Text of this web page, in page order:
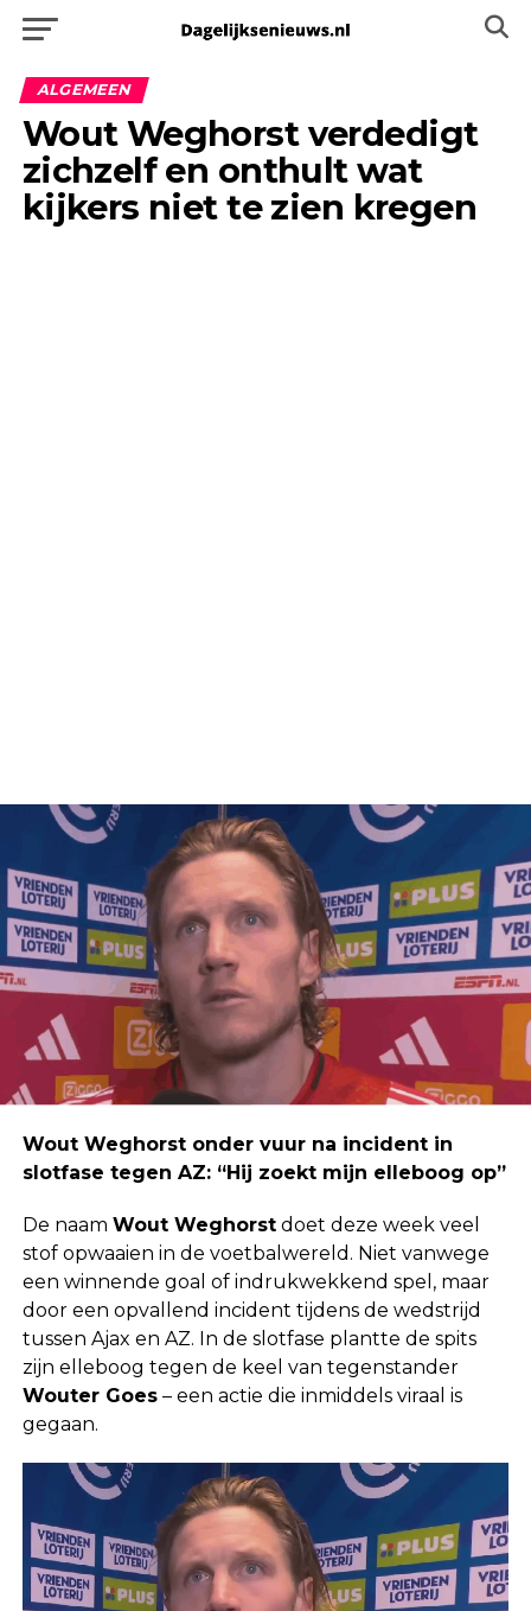
ALGEMEEN
Wout Weghorst verdedigt
zichzelf en onthult wat
kijkers niet te zien kregen
Wout Weghorst onder vuur na incident in
slotfase tegen AZ: “Hij zoekt mijn elleboog op”
De naam Wout Weghorstdoet deze week veel
stof opwaaien in de voetbalwereld. Niet vanwege
een winnende goal of indrukwekkend spel, maar
door een opvallend incident tijdens de wedstrijd
tussen Ajax en AZ. In de slotfase plantte de spits
zijn elleboog tegen de keel van tegenstander
Wouter Goes– een actie die inmiddels viraal is
gegaan.